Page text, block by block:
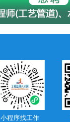
小程序找工作